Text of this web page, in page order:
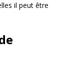
il peut être